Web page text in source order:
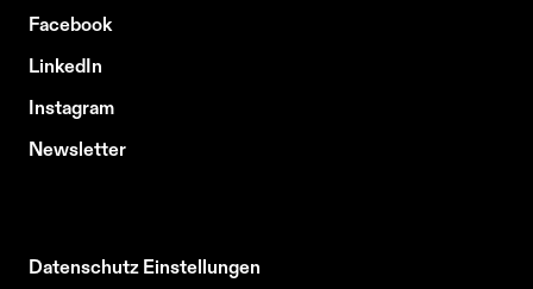
Facebook
LinkedIn
Instagram
Newsletter
Datenschutz Einstellungen